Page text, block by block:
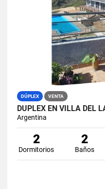
DÚPLEX VENTA
DUPLEX EN VILLA DEL
Argentina
2
Dormitorios
2
Baños